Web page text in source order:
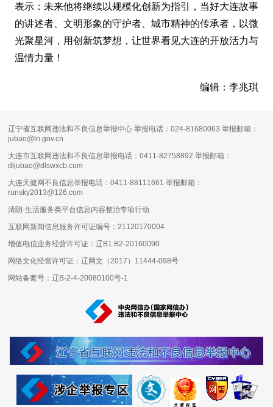
表示：未来他将继续以规模化创新为指引，当好大连故事
的讲述者、文明形象的守护者、城市精神的传承者，以微
光聚星河，用创新筑梦想，让世界看见大连的开放活力与
温情力量！
编辑：李兆琪
辽宁省互联网违法和不良信息举报中心 举报电话：024-81680063 举报邮箱：
jubao@ln.gov.cn
大连市互联网违法和不良信息举报电话：0411-82758892 举报邮箱：
dljubao@dlswxcb.com
大连天健网不良信息举报电话：0411-88111661 举报邮箱：
runsky2013@126.com
清朗·生活服务类平台信息内容整治专项行动
互联网新闻信息服务许可证编号：21120170004
增值电信业务经营许可证：辽B1.B2-20160090
网络文化经营许可证：辽网文（2017）11444-098号
网站备案号：辽B-2-4-20080100号-1